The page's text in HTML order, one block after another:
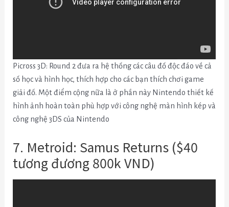
Picross 3D: Round 2 đưa ra hệ thống các câu đố độc đáo về cả
số học và hình học, thích hợp cho các bạn thích chơi game
giải đố. Một điểm cộng nữa là ở phần này Nintendo thiết kế
hình ảnh hoàn toàn phù hợp với công nghệ màn hình kép và
công nghệ 3DS của Nintendo
7. Metroid: Samus Returns ($40
tương đương 800k VND)